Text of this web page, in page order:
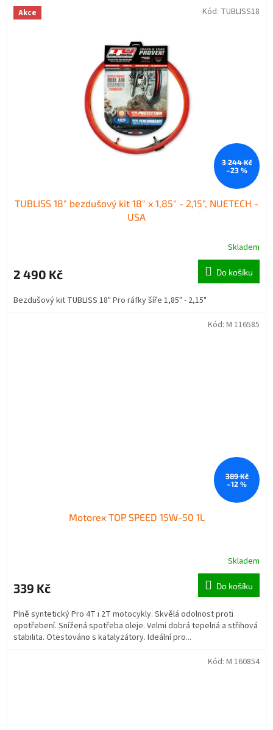
Akce
3 244 Kč
–23 %
TUBLISS 18" bezdušový kit 18" x 1,85" - 2,15", NUETECH -
USA
Skladem
2 490 Kč Do košíku
Bezdušový kit TUBLISS 18" Pro ráfky šíře 1,85" - 2,15"
Kód: TUBLISS18
389 Kč
–12 %
Motorex TOP SPEED 15W-50 1L
Skladem
339 Kč Do košíku
Plně syntetický Pro 4T i 2T motocykly. Skvělá odolnost proti
opotřebení. Snížená spotřeba oleje. Velmi dobrá tepelná a střihová
stabilita. Otestováno s katalyzátory. Ideální pro...
Kód: M 116585
Kód: M 160854